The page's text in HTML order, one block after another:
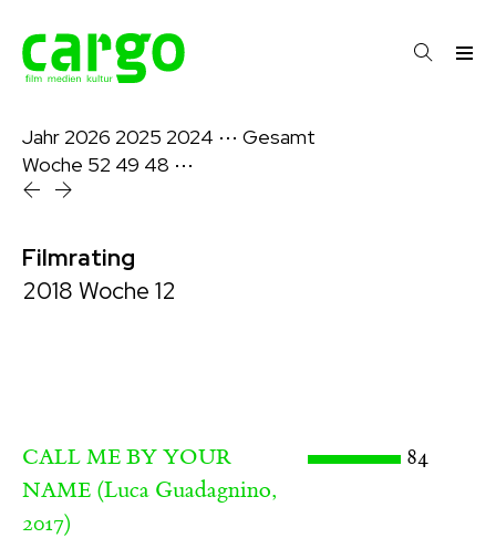
Jahr 2026 2025 2024 ⋯ Gesamt
Woche 52 49 48 ⋯
Filmrating
2018 Woche 12
CALL ME BY YOUR
NAME (Luca Guadagnino,
2017)
84